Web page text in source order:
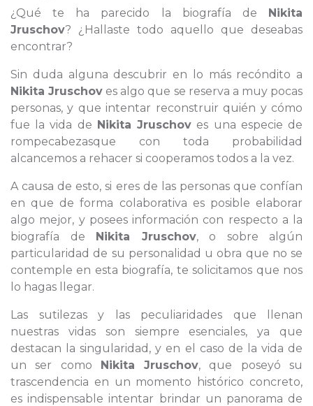
¿Qué te ha parecido la biografía de Nikita
Jruschov? ¿Hallaste todo aquello que deseabas
encontrar?
Sin duda alguna descubrir en lo más recóndito a
Nikita Jruschov es algo que se reserva a muy pocas
personas, y que intentar reconstruir quién y cómo
fue la vida de Nikita Jruschov es una especie de
rompecabezasque con toda probabilidad
alcancemos a rehacer si cooperamos todos a la vez.
A causa de esto, si eres de las personas que confían
en que de forma colaborativa es posible elaborar
algo mejor, y posees información con respecto a la
biografía de Nikita Jruschov, o sobre algún
particularidad de su personalidad u obra que no se
contemple en esta biografía, te solicitamos que nos
lo hagas llegar.
Las sutilezas y las peculiaridades que llenan
nuestras vidas son siempre esenciales, ya que
destacan la singularidad, y en el caso de la vida de
un ser como Nikita Jruschov, que poseyó su
trascendencia en un momento histórico concreto,
es indispensable intentar brindar un panorama de